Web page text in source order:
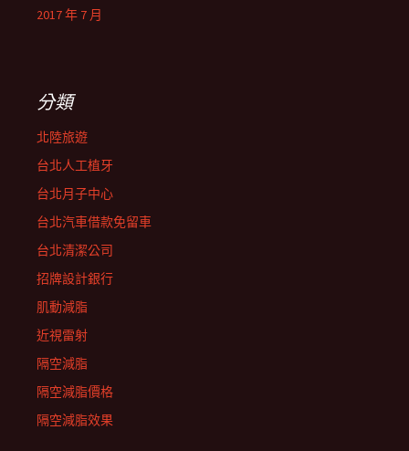
2017 年 7 月
分類
北陸旅遊
台北人工植牙
台北月子中心
台北汽車借款免留車
台北清潔公司
招牌設計銀行
肌動減脂
近視雷射
隔空減脂
隔空減脂價格
隔空減脂效果